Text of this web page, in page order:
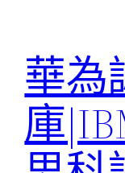
華為
庫